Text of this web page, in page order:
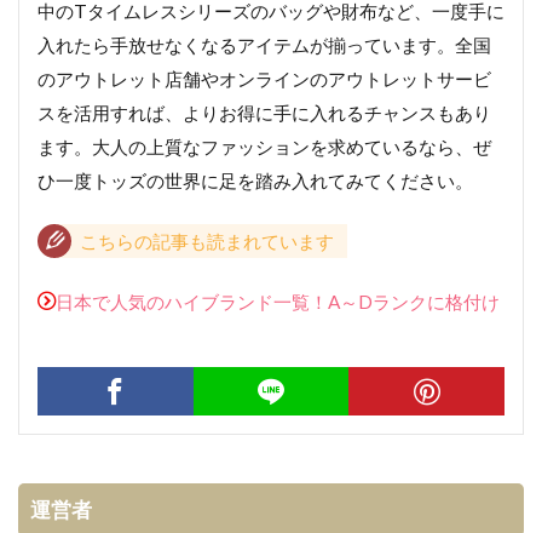
中のTタイムレスシリーズのバッグや財布など、一度手に
入れたら手放せなくなるアイテムが揃っています。全国
のアウトレット店舗やオンラインのアウトレットサービ
スを活用すれば、よりお得に手に入れるチャンスもあり
ます。大人の上質なファッションを求めているなら、ぜ
ひ一度トッズの世界に足を踏み入れてみてください。
こちらの記事も読まれています
日本で人気のハイブランド一覧！A～Dランクに格付け
運営者